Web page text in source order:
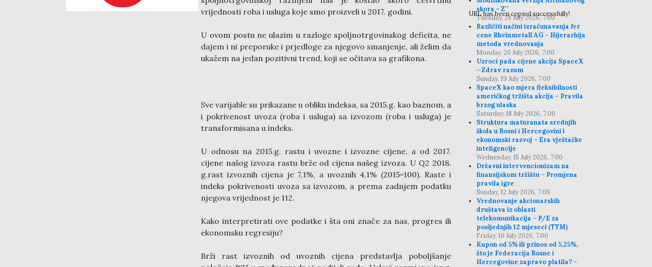
vrijednosti roba i usluga koje smo proizveli u 2017. godini.
U ovom postu ne ulazim u razloge spoljnotrgovinskog deficita, ne
dajem i ni preporuke i prjedloge za njegovo smanjenje, ali želim da
ukažem na jedan pozitivni trend, koji se očitava sa grafikona.
Sve varijable su prikazane u obliku indeksa, sa 2015.g. kao baznom, a
i pokrivenost uvoza (roba i usluga) sa izvozom (roba i usluga) je
transformisana u indeks.
U odnosu na 2015.g. rastu i uvozne i izvozne cijene, a od 2017.
cijene našog izvoza rastu brže od cijena našeg izvoza. U Q2 2018.
g.rast izvoznih cijena je 7,1%, a uvoznih 4,1% (2015=100). Raste i
indeks pokrivenosti uvoza sa izvozom, a prema zadnjem podatku
njegova vrijednost je 112.
Kako interpretirati ove podatke i šta oni znače za nas, progres ili
ekonomsku regresiju?
Brži rast izvoznih od uvoznih cijena predstavlja poboljšanje
URL has been copied successfully!
skora – Z′′
Tuesday, 28 July 2026, 7:00
Različiti načini izračunavanja fer
cene Rheinmetall AG – Hijerarhija
metoda vrednovanja
Monday, 20 July 2026, 7:00
Uzroci pada cijene akcija SpaceX
– Zdrav razum
Sunday, 19 July 2026, 7:00
SpaceX kao mjera fleksibilnosti
američkog tržišta akcija – Pravila
brzog ulaska
Saturday, 18 July 2026, 7:00
Struktura maturanata srednjih
škola u Bosni i Hercegovini i
ekonomski razvoj – Era vještačke
inteligencije
Wednesday, 15 July 2026, 7:00
Državni intervencionizam na
finansijskom tržištu – Promjena
pravila igre
Sunday, 12 July 2026, 7:00
Vrednovanje akcionarskih
društava iz oblasti
telekomunikacija – P/E za
posljednjih 12 mjeseci (TTM)
Friday, 10 July 2026, 7:00
Kupon od 5% ili prinos od 5,25%,
što je Federacija Bosne i
Hercegovine zapravo platila? –